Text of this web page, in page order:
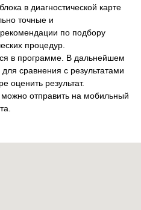
в диагностической карте
точные и
по подбору
процедур.
в программе. В дальнейшем
сравнения с результатами
оценить результат.
можно отправить на мобильный